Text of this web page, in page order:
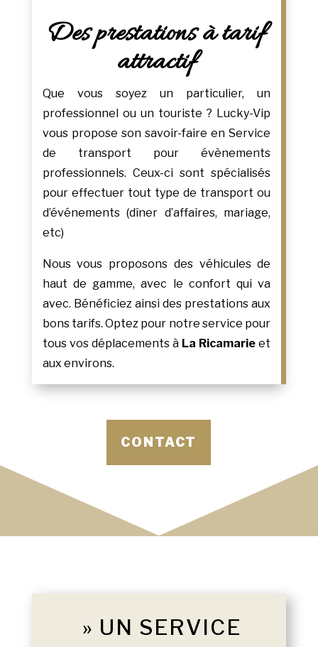
Des prestations à tarif
attractif
Que vous soyez un particulier, un
professionnel ou un touriste ? Lucky-Vip
vous propose son savoir-faire en Service
de transport pour évènements
professionnels. Ceux-ci sont spécialisés
pour effectuer tout type de transport ou
d’événements (dîner d’affaires, mariage,
etc)
Nous vous proposons des véhicules de
haut de gamme, avec le confort qui va
avec. Bénéficiez ainsi des prestations aux
bons tarifs. Optez pour notre service pour
tous vos déplacements à La Ricamarie et
aux environs.
CONTACT
» UN SERVICE